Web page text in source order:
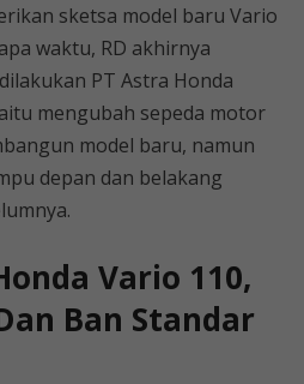
sketsa model baru Vario
waktu, RD akhirnya
PT Astra Honda
mengubah sepeda motor
model baru, namun
depan dan belakang
Vario 110,
Ban Standar